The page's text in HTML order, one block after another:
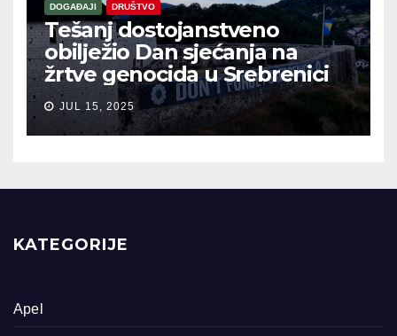
DOGAĐAJI DRUŠTVO
Tešanj dostojanstveno
obilježio Dan sjećanja na
žrtve genocida u Srebrenici
JUL 15, 2025
KATEGORIJE
Apel